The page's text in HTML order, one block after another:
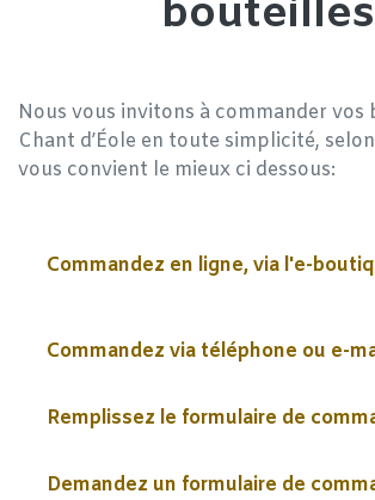
bouteilles
Nous vous invitons à commander vos
Chant d’Éole en toute simplicité,
vous convient le mieux ci dessous:
Commandez en ligne, via l'e-
Commandez via téléphone ou e-
Remplissez le formulaire de
Demandez un formulaire de